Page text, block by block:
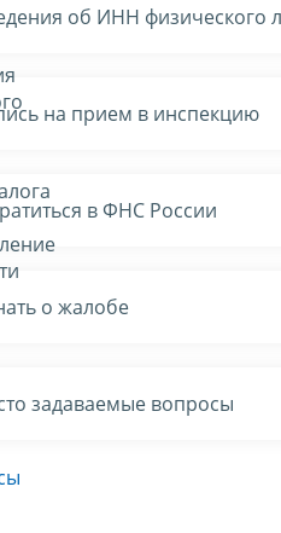
об ИНН физического
на прием в инспекцию
в ФНС России
о жалобе
задаваемые вопросы